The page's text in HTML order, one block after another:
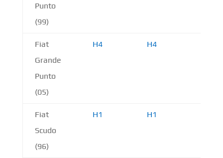
Punto
(99)
Fiat
Grande
Punto
(05)
H4 H4
Fiat
Scudo
(96)
H1 H1